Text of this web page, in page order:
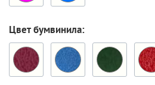
Цвет бумвинила: